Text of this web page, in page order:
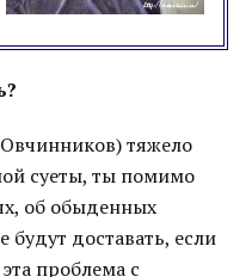
тяжело
суеты, ты помимо
об обыденных
будут доставать, если
проблема с